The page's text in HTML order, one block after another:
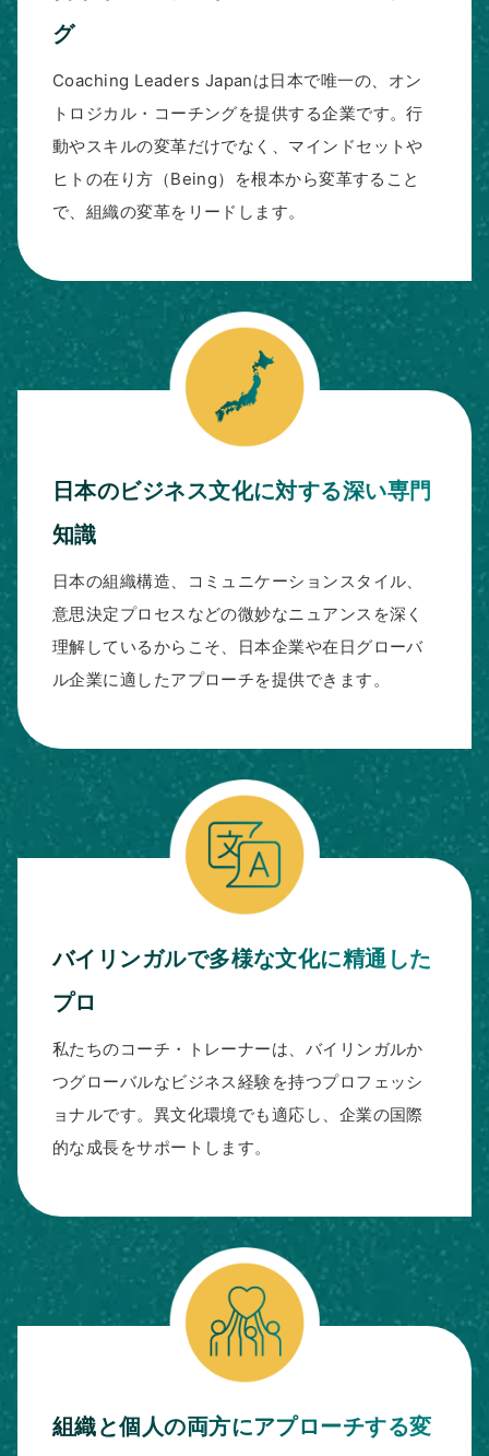
グ
Coaching Leaders Japanは日本で唯一の、オン
トロジカル・コーチングを提供する企業です。行
動やスキルの変革だけでなく、マインドセットや
ヒトの在り方（Being）を根本から変革すること
で、組織の変革をリードします。
日本のビジネス文化に対する深い専門
知識
日本の組織構造、コミュニケーションスタイル、
意思決定プロセスなどの微妙なニュアンスを深く
理解しているからこそ、日本企業や在日グローバ
ル企業に適したアプローチを提供できます。
バイリンガルで多様な文化に精通した
プロ
私たちのコーチ・トレーナーは、バイリンガルか
つグローバルなビジネス経験を持つプロフェッシ
ョナルです。異文化環境でも適応し、企業の国際
的な成長をサポートします。
組織と個人の両方にアプローチする変